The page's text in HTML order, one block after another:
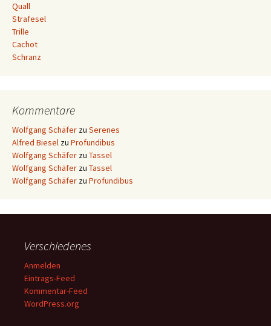
Quall
Strafesel
Trille
Cachot
Schranz
Kommentare
Wolfgang Schäfer zu Serenes
Alfred Biesel zu Profundibus
Wolfgang Schäfer zu Tassel
Wolfgang Schäfer zu Tassel
Wolfgang Schäfer zu Profundibus
Verschiedenes
Anmelden
Eintrags-Feed
Kommentar-Feed
WordPress.org